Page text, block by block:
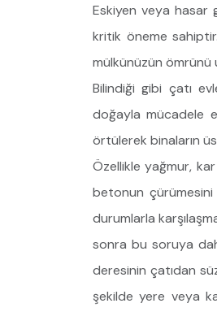
Eskiyen veya hasar
kritik öneme
mülkünüzün ömrünü
Bilindiği gibi çatı
doğayla mücadele
örtülerek binaların
Özellikle yağmur,
betonun
durumlarla
sonra bu soruya
deresinin çatıdan
şekilde yere veya